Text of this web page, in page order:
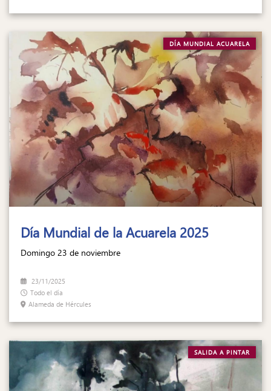
DÍA MUNDIAL ACUARELA
Día Mundial de la Acuarela 2025
Domingo 23 de noviembre
23/11/2025
Todo el día
Alameda de Hércules
SALIDA A PINTAR